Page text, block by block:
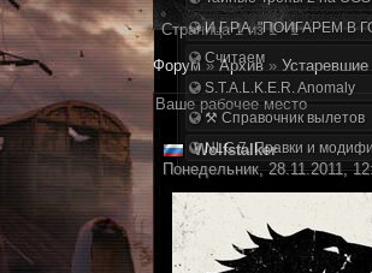
И.Г.Р.А. "ПОИГАРЕМ В
Считаем
S.T.A.L.K.E.R. Anomaly
⚒ Справочник вылетов
NLC 7. Правки и
Страница1из1 1
Форум » Архив »
Ваше рабочее место
Wolfstalker
Понедельник, 28.11.2011,